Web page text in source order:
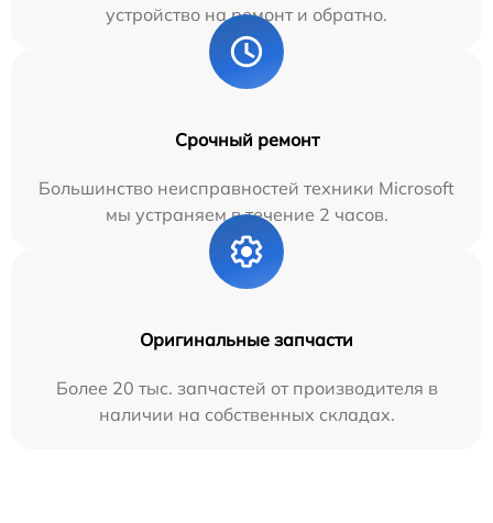
устройство на ремонт и обратно.
Срочный ремонт
Большинство неисправностей техники Microsoft
мы устраняем в течение 2 часов.
Оригинальные запчасти
Более 20 тыс. запчастей от производителя в
наличии на собственных складах.